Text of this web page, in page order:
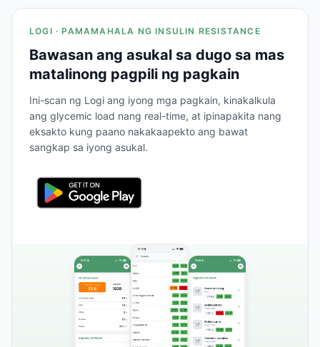
LOGI · PAMAMAHALA NG INSULIN RESISTANCE
Bawasan ang asukal sa dugo sa mas
matalinong pagpili ng pagkain
Ini-scan ng Logi ang iyong mga pagkain, kinakalkula
ang glycemic load nang real-time, at ipinapakita nang
eksakto kung paano nakakaapekto ang bawat
sangkap sa iyong asukal.